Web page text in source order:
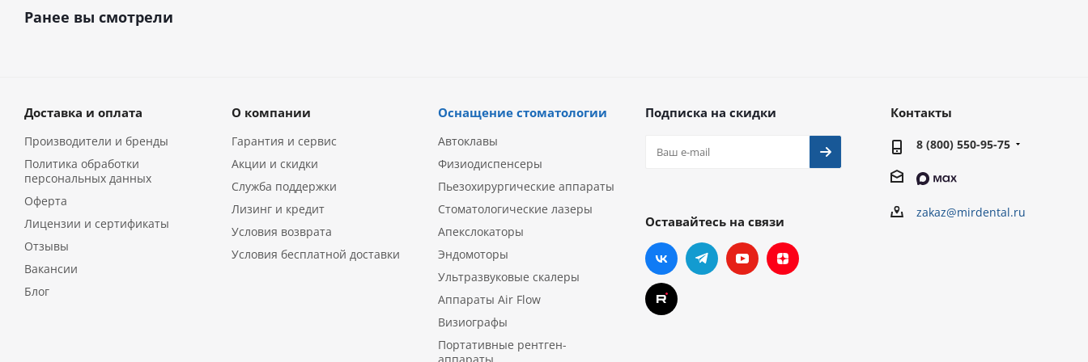
Ранее вы смотрели
Доставка и оплата
Производители и бренды
Политика обработки
персональных данных
Оферта
Лицензии и сертификаты
Отзывы
Вакансии
Блог
О компании
Гарантия и сервис
Акции и скидки
Служба поддержки
Лизинг и кредит
Условия возврата
Условия бесплатной доставки
Оснащение стоматологии
Автоклавы
Физиодиспенсеры
Пьезохирургические аппараты
Стоматологические лазеры
Апекслокаторы
Эндомоторы
Ультразвуковые скалеры
Аппараты Air Flow
Визиографы
Портативные рентген-
Подписка на скидки
Оставайтесь на связи
Контакты
8 (800) 550-95-75
zakaz@mirdental.ru